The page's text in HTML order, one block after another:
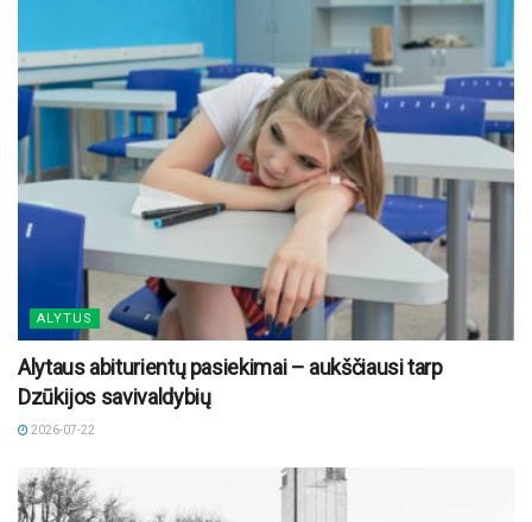
ALYTUS
Alytaus abiturientų pasiekimai – aukščiausi tarp
Dzūkijos savivaldybių
2026-07-22